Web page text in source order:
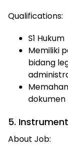
Qualifications:
S1 Hukum
Memiliki
bidang
dokumen
5.
About Job: